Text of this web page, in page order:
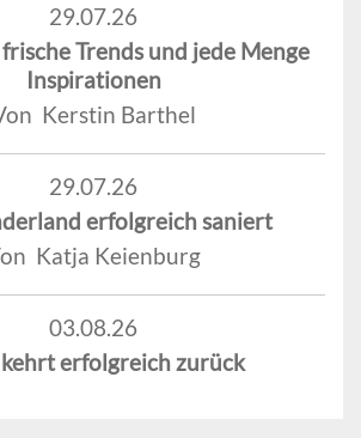
29.07.26
Trends und jede Menge
Inspirationen
Kerstin Barthel
29.07.26
erfolgreich saniert
Katja Keienburg
03.08.26
erfolgreich zurück